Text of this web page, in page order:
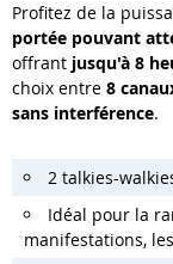
Profitez de la
portée pouvant
offrant jusqu'à 8
choix entre 8
sans interférence.
2 talkies-
Idéal pour la
manifestations,